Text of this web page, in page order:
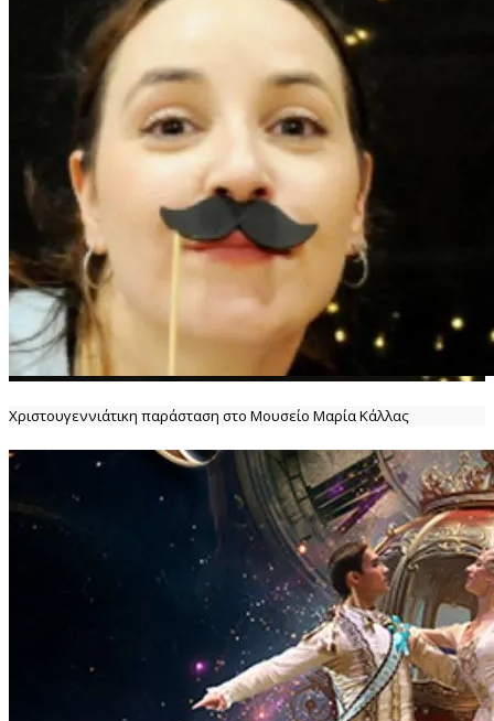
Χριστουγεννιάτικη παράσταση στο Μουσείο Μαρία Κάλλας